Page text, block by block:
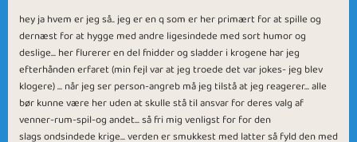
hey ja hvem er jeg så.. jeg er en q som er her primært for at spille og
dernæst for at hygge med andre ligesindede med sort humor og
deslige... her flurerer en del fnidder og sladder i krogene har jeg
efterhånden erfaret (min fejl var at jeg troede det var jokes- jeg blev
klogere) ... når jeg ser person-angreb må jeg tilstå at jeg reagerer... alle
bør kunne være her uden at skulle stå til ansvar for deres valg af
venner-rum-spil-og andet... så fri mig venligst for for den
slags ondsindede krige... verden er smukkest med latter så fyld den med